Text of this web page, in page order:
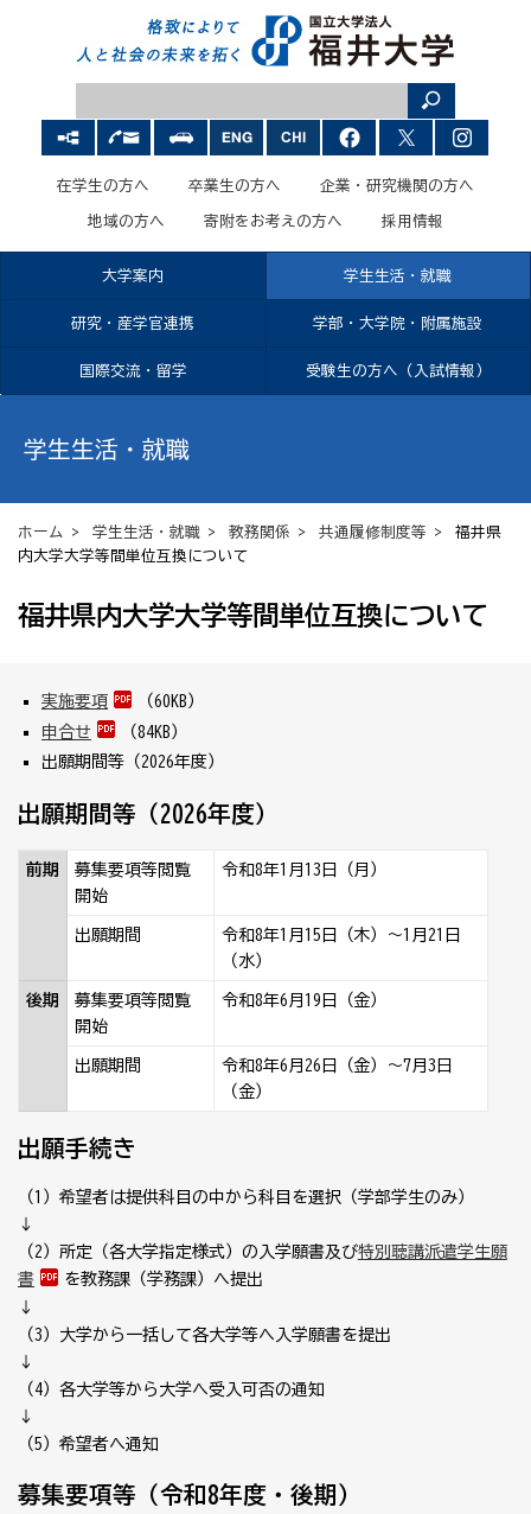
在学生の方へ 卒業生の方へ 企業・研究機関の方へ
地域の方へ 寄附をお考えの方へ 採用情報
大学案内 学生生活・就職
研究・産学官連携 学部・大学院・附属施設
国際交流・留学 受験生の方へ（入試情報）
学生生活・就職
ホーム > 学生生活・就職> 教務関係 > 共通履修制度等 > 福井県
内大学大学等間単位互換について
福井県内大学大学等間単位互換について
実施要項
（60KB）
申合せ
（84KB）
出願期間等（2026年度）
出願期間等（2026年度）
前期
募集要項等閲覧
開始
令和8年1月13日（月）
出願期間
令和8年1月15日（木）～1月21日
（水）
後期
募集要項等閲覧
開始
令和8年6月19日（金）
出願期間
令和8年6月26日（金）～7月3日
（金）
出願手続き
（1）希望者は提供科目の中から科目を選択（学部学生のみ）
↓
（2）所定（各大学指定様式）の入学願書及び特別聴講派遣学生願
書
を教務課（学務課）へ提出
↓
（3）大学から一括して各大学等へ入学願書を提出
↓
（4）各大学等から大学へ受入可否の通知
↓
（5）希望者へ通知
募集要項等（令和8年度・後期）